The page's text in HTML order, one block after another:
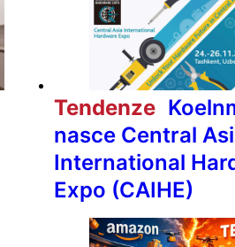
Tendenze
nasce Central
International
Expo (CAIHE)